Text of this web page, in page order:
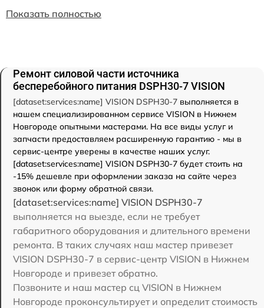
Показать полностью
Ремонт силовой части источника
бесперебойного питания DSPH30-7 VISION
[dataset:services:name] VISION DSPH30-7 выполняется в
нашем специализированном сервисе VISION в Нижнем
Новгороде опытными мастерами. На все виды услуг и
запчасти предоставляем расширенную гарантию - мы в
сервис-центре уверены в качестве наших услуг.
[dataset:services:name] VISION DSPH30-7 будет стоить на
-15% дешевле при оформлении заказа на сайте через
звонок или форму обратной связи.
[dataset:services:name] VISION DSPH30-7
выполняется на выезде, если не требует
габаритного оборудования и длительного времени
ремонта. В таких случаях наш мастер привезет
VISION DSPH30-7 в сервис-центр VISION в Нижнем
Новгороде и привезет обратно.
Позвоните и наш мастер сц VISION в Нижнем
Новгороде проконсультирует и определит стоимость